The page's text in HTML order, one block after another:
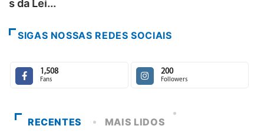
SIGAS NOSSAS REDES SOCIAIS
1,508
Fans
200
Followers
RECENTES MAIS LIDOS